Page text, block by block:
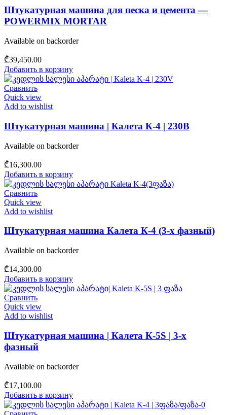
Штукатурная машина для песка и цемента —
POWERMIX MORTAR
Available on backorder
₾39,450.00
Добавить в корзину
Сравнить
Quick view
Add to wishlist
Штукатурная машина | Калета К-4 | 230В
Available on backorder
₾16,300.00
Добавить в корзину
Сравнить
Quick view
Add to wishlist
Штукатурная машина Калета К-4 (3-х фазный)
Available on backorder
₾14,300.00
Добавить в корзину
Сравнить
Quick view
Add to wishlist
Штукатурная машина | Калета К-5S | 3-х
фазный
Available on backorder
₾17,100.00
Добавить в корзину